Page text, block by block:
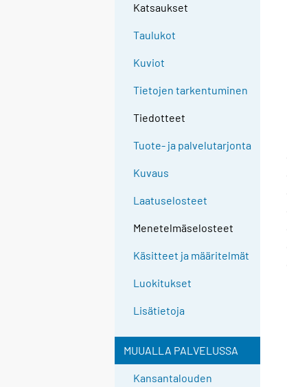
Katsaukset
Taulukot
Kuviot
Tietojen tarkentuminen
Tiedotteet
Tuote- ja palvelutarjonta
Kuvaus
Laatuselosteet
Menetelmäselosteet
Käsitteet ja määritelmät
Luokitukset
Lisätietoja
MUUALLA PALVELUSSA
Kansantalouden